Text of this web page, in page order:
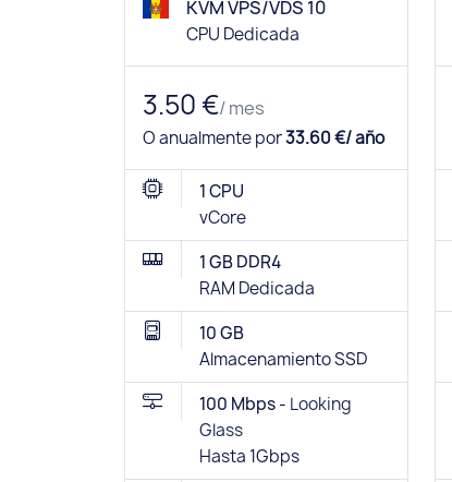
KVM VPS/VDS 10
CPU Dedicada
3.50 €/ mes
O anualmente por33.60 €/ año
1 CPU
vCore
1 GB DDR4
RAM Dedicada
10 GB
Almacenamiento SSD
100 Mbps - Looking
Glass
Hasta 1Gbps